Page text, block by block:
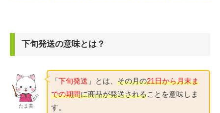
下旬発送の意味とは？
たま美
「下旬発送 」とは、その月の21日から月末ま
での期間に商品が発送されることを意味しま
す。